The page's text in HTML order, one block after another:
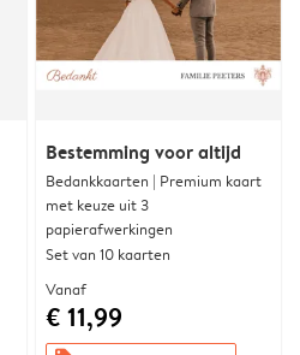
Bestemming voor altijd
Bedankkaarten | Premium kaart
met keuze uit 3
papierafwerkingen
Set van 10 kaarten
Vanaf
€ 11,99